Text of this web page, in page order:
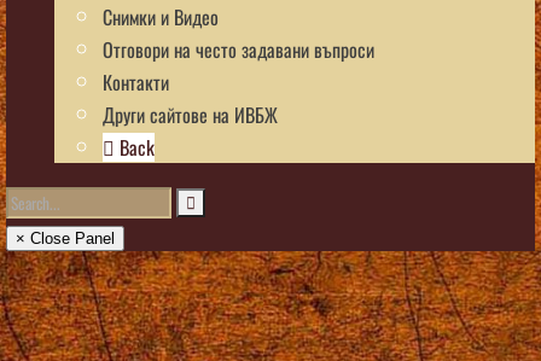
Снимки и Видео
Отговори на често задавани въпроси
Контакти
Други сайтове на ИВБЖ
Back
× Close Panel